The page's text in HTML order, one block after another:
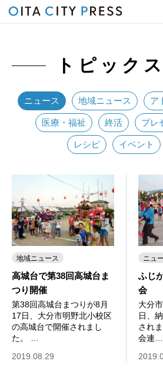
コラム
OITA CITY PRESS
バックナンバー
広告のお申し込
トピック
ニュース 地域ニュース ア
医療・福祉 終活 プレ
レシピ イベント
地域ニュース
高城台で第38回高城台ま
つり開催
第38回高城台まつりが8月
17日、大分市明野北小校区
の高城台で開催されまし
た。 …
2019.08.29
ニュ
ふじ
会
大分
日、
され
会連…